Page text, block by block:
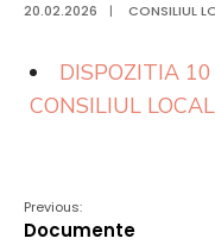
20.02.2026 | CONSILIUL
DISPOZITIA
CONSILIUL LOCAL
Previous:
Documente